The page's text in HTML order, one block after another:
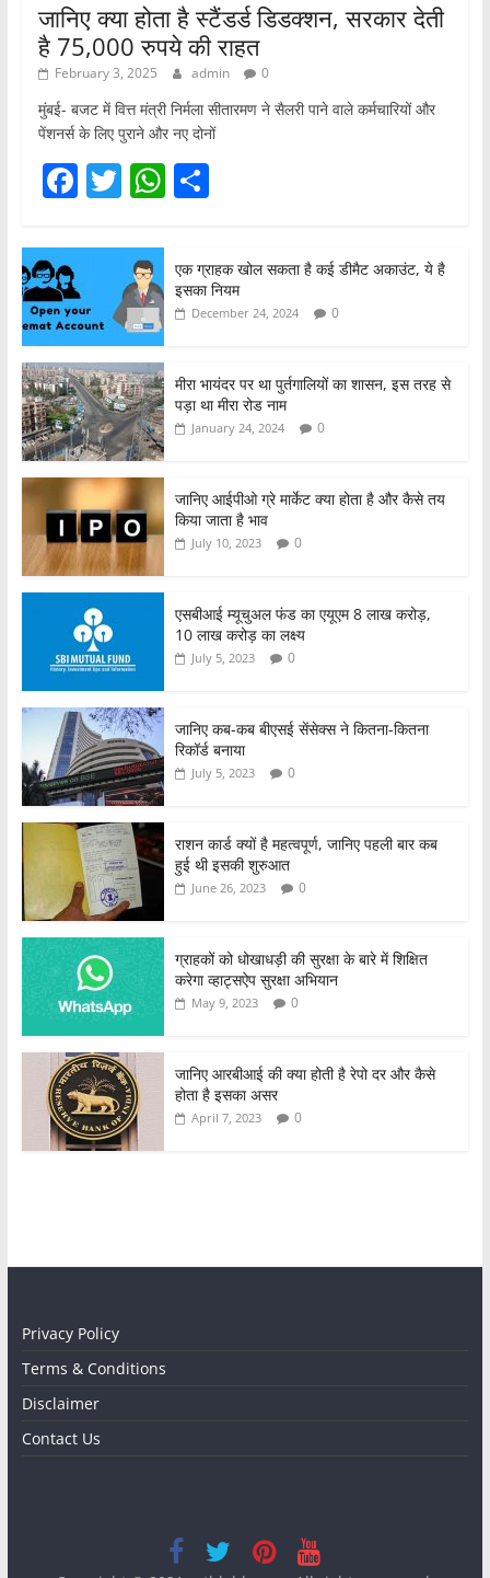
जानिए क्या होता है स्टैंडर्ड डिडक्शन, सरकार देती
है 75,000 रुपये की राहत
February 3, 2025 admin 0
मुंबई- बजट में वित्त मंत्री निर्मला सीतारमण ने सैलरी पाने वाले कर्मचारियों और
पेंशनर्स के लिए पुराने और नए दोनों
F
c
e
b
o
o
k
T
itt
er
W
s
A
p
S
e
एक ग्राहक खोल सकता है कई डीमैट अकाउंट, ये है
इसका नियम
December 24, 2024 0
मीरा भायंदर पर था पुर्तगालियों का शासन, इस तरह से
पड़ा था मीरा रोड नाम
January 24, 2024 0
जानिए आईपीओ ग्रे मार्केट क्या होता है और कैसे तय
किया जाता है भाव
July 10, 2023 0
एसबीआई म्यूचुअल फंड का एयूएम 8 लाख करोड़,
10 लाख करोड़ का लक्ष्य
July 5, 2023 0
जानिए कब-कब बीएसई सेंसेक्स ने कितना-कितना
रिकॉर्ड बनाया
July 5, 2023 0
राशन कार्ड क्यों है महत्वपूर्ण, जानिए पहली बार कब
हुई थी इसकी शुरुआत
June 26, 2023 0
ग्राहकों को धोखाधड़ी की सुरक्षा के बारे में शिक्षित
करेगा व्हाट्सऐप सुरक्षा अभियान
May 9, 2023 0
जानिए आरबीआई की क्या होती है रेपो दर और कैसे
होता है इसका असर
April 7, 2023 0
Privacy Policy
Terms & Conditions
Disclaimer
Contact Us